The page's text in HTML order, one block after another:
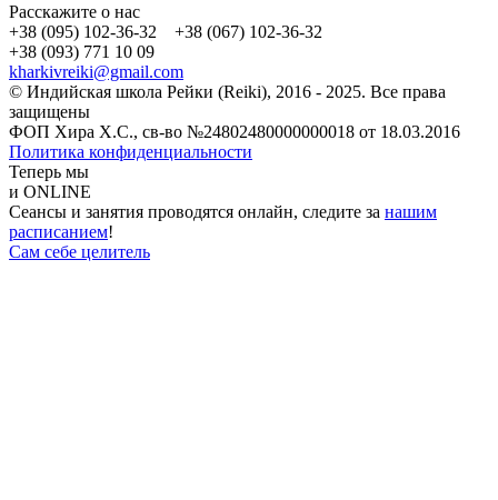
Расскажите о нас
+38 (095) 102-36-32 +38 (067) 102-36-32
+38 (093) 771 10 09
kharkivreiki@gmail.com
© Индийская школа Рейки (Reiki), 2016 - 2025. Все права
защищены
ФОП Хира Х.С., св-во №24802480000000018 от 18.03.2016
Политика конфиденциальности
Теперь мы
и ONLINE
Сеансы и занятия проводятся онлайн, следите за нашим
расписанием!
Сам себе целитель